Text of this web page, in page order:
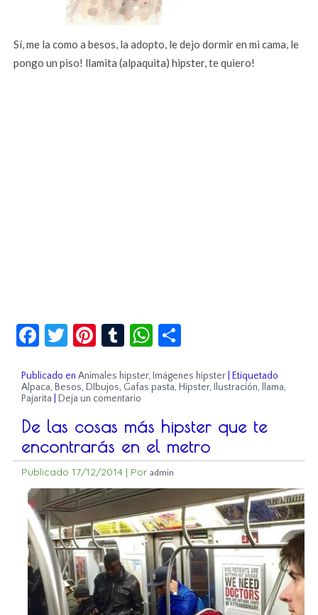
Sí, me la como a besos, la adopto, le dejo dormir en mi cama, le
pongo un piso! llamita (alpaquita) hipster, te quiero!
Facebook
Twitter
Pinterest
TumblrWhatsApp
Publicado en Animales hipster, Imágenes hipster
Etiquetado
Alpaca, Besos, DIbujos, Gafas pasta, Hipster, Ilustración, llama,
Pajarita
Deja un comentario
De las cosas más hipster que te
encontrarás en el metro
Publicado 17/12/2014 | Por admin